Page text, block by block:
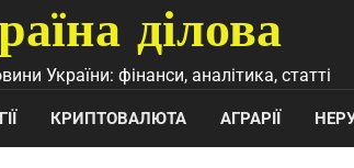
ділова
України: фінанси, аналітика, статті
КРИПТОВАЛЮТА АГРАРІЇ